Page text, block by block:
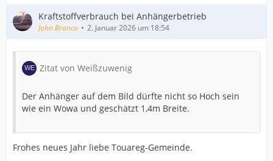
Kraftstoffverbrauch bei Anhängerbetrieb
John Bronco 2. Januar 2026 um 18:54
Zitat von Weißzuwenig
Der Anhänger auf dem Bild dürfte nicht so Hoch sein
wie ein Wowa und geschätzt 1,4m Breite.
Frohes neues Jahr liebe Touareg-Gemeinde.